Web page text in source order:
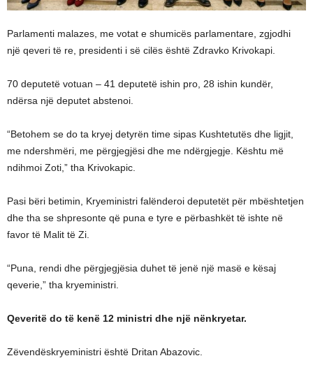
Parlamenti malazes, me votat e shumicës parlamentare, zgjodhi
një qeveri të re, presidenti i së cilës është Zdravko Krivokapi.
70 deputetë votuan – 41 deputetë ishin pro, 28 ishin kundër,
ndërsa një deputet abstenoi.
“Betohem se do ta kryej detyrën time sipas Kushtetutës dhe ligjit,
me ndershmëri, me përgjegjësi dhe me ndërgjegje. Kështu më
ndihmoi Zoti,” tha Krivokapic.
Pasi bëri betimin, Kryeministri falënderoi deputetët për mbështetjen
dhe tha se shpresonte që puna e tyre e përbashkët të ishte në
favor të Malit të Zi.
“Puna, rendi dhe përgjegjësia duhet të jenë një masë e kësaj
qeverie,” tha kryeministri.
Qeveritë do të kenë 12 ministri dhe një nënkryetar.
Zëvendëskryeministri është Dritan Abazovic.